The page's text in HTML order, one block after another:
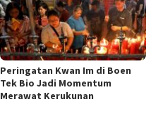
Peringatan Kwan Im di Boen
Tek Bio Jadi Momentum
Merawat Kerukunan